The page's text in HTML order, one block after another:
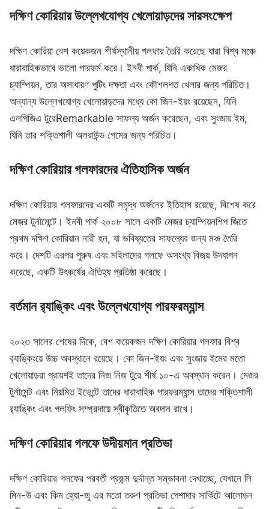
দক্ষিণ কোরিয়ার উল্লেখযোগ্য খেলোয়াড়দের সারসংক্ষেপ
দক্ষিণ কোরিয়া বেশ কয়েকজন শীর্ষস্থানীয় গলফার তৈরি করেছে যারা বিশ্ব মঞ্চে
ধারাবাহিকভাবে ভালো পারফর্ম করে। ইনবী পার্ক, যিনি একাধিক মেজর
চ্যাম্পিয়ন, তার অসাধারণ পুটিং দক্ষতা এবং কৌশলগত খেলার জন্য পরিচিত।
অন্যান্য উল্লেখযোগ্য খেলোয়াড়দের মধ্যে কো জিন-ইয়ং রয়েছেন, যিনি
এলপিজিএ টুরেRemarkable সাফল্য অর্জন করেছেন, এবং সুংজায় ইম,
যিনি তার শক্তিশালী অলরাউন্ড গেমের জন্য পরিচিত।
দক্ষিণ কোরিয়ার গলফারদের ঐতিহাসিক অর্জন
দক্ষিণ কোরিয়ার গলফারদের একটি সমৃদ্ধ অর্জনের ইতিহাস রয়েছে, বিশেষ করে
মেজর টুর্নামেন্টে। ইনবী পার্ক ২০০৮ সালে একটি মেজর চ্যাম্পিয়নশিপ জিতে
প্রথম দক্ষিণ কোরিয়ান নারী হন, যা ভবিষ্যতের সাফল্যের জন্য মঞ্চ তৈরি
করে। দেশটি এরপর পুরুষ এবং মহিলাদের গলফে অসংখ্য বিজয় উদযাপন
করেছে, একটি উৎকর্ষের ঐতিহ্য প্রতিষ্ঠা করেছে।
বর্তমান র‌্যাঙ্কিং এবং উল্লেখযোগ্য পারফরম্যান্স
২০২৩ সালের শেষের দিকে, বেশ কয়েকজন দক্ষিণ কোরিয়ার গলফার বিশ্ব
র‌্যাঙ্কিংয়ে উচ্চ অবস্থানে রয়েছে। কো জিন-ইয়ং এবং সুংজায় ইমের মতো
খেলোয়াড়রা প্রায়শই তাদের নিজ নিজ টুরে শীর্ষ ১০-এ অবস্থান করেন। মেজর
টুর্নামেন্ট এবং নিয়মিত ইভেন্টে তাদের ধারাবাহিক পারফরম্যান্স তাদের শক্তিশালী
র‌্যাঙ্কিং এবং গলফিং সম্প্রদায়ে স্বীকৃতিতে অবদান রাখে।
দক্ষিণ কোরিয়ার গলফে উদীয়মান প্রতিভা
দক্ষিণ কোরিয়ার গলফের পরবর্তী প্রজন্ম দুর্দান্ত সম্ভাবনা দেখাচ্ছে, যেখানে লি
মিন-উ এবং কিম হ্যো-জু এর মতো তরুণ প্রতিভা পেশাদার সার্কিটে আলোড়ন